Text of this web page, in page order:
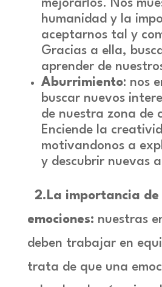
mejorarlos. Nos
humanidad y la
aceptarnos tal y
Gracias a ella,
aprender de
Aburrimiento: nos
buscar nuevos
de nuestra zona de
Enciende la
motivandonos a
y descubrir nuevas
2.La importancia
emociones: nuestras
deben trabajar en
trata de que una